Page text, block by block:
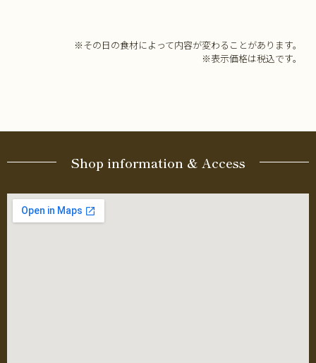
※その日の食材によって内容が変わることがあります。
※表示価格は税込です。
Shop information & Access